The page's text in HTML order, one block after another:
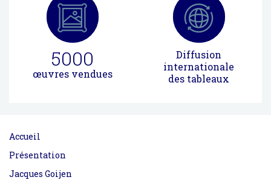
5000
œuvres vendues
Diffusion
internationale
des tableaux
Accueil
Présentation
Jacques Goijen